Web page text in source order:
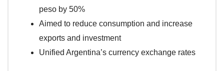
peso by 50%
Aimed to reduce consumption and increase
exports and investment
Unified Argentina’s currency exchange rates